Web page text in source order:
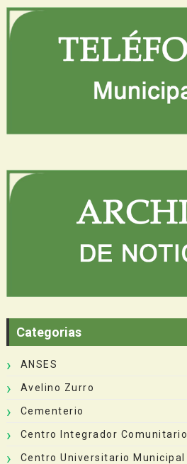
Categorias
ANSES
Avelino Zurro
Cementerio
Centro Integrador Comunitario
Centro Universitario Municipal